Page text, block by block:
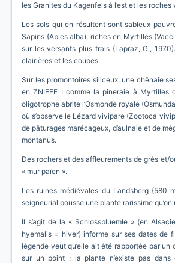
les Granites du Kagenfels à l’est et les
Les sols qui en résultent sont sableux
Sapins (Abies alba), riches en Myrtilles
sur les versants plus frais (Lapraz, G.,
clairières et les coupes.
Sur les promontoires siliceux, une chênaie
en ZNIEFF I comme la pineraie à Myrtilles
oligotrophe abrite l’Osmonde royale
où s’observe le Lézard vivipare (Zootoca
de pâturages marécageux, d’aulnaie et de
montanus.
Des rochers et des affleurements de grès et/
« mur païen ».
Les ruines médiévales du Landsberg
seigneurial pousse une plante rarissime qu’on
Il s’agit de la « Schlossbluemle » (en
hyemalis = hiver) informe sur ses dates de
légende veut qu’elle ait été rapportée par
sur un point : la plante n’existe pas